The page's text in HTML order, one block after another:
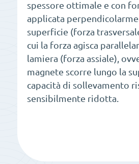
spessore ottimale e con
applicata
superficie (forza
cui la forza agisca
lamiera (forza assiale),
magnete scorre lungo la
capacità di sollevamento
sensibilmente ridotta.